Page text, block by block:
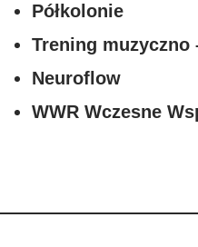
Półkolonie
Trening muzyczno
Neuroflow
WWR Wczesne